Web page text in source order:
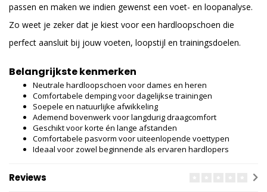
passen en maken we indien gewenst een voet- en loopanalyse.
Zo weet je zeker dat je kiest voor een hardloopschoen die
perfect aansluit bij jouw voeten, loopstijl en trainingsdoelen.
Belangrijkste kenmerken
Neutrale hardloopschoen voor dames en heren
Comfortabele demping voor dagelijkse trainingen
Soepele en natuurlijke afwikkeling
Ademend bovenwerk voor langdurig draagcomfort
Geschikt voor korte én lange afstanden
Comfortabele pasvorm voor uiteenlopende voettypen
Ideaal voor zowel beginnende als ervaren hardlopers
Reviews